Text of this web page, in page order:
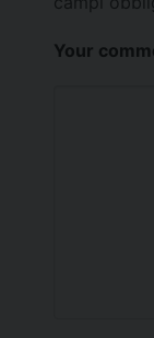
Your